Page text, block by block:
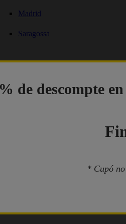
Madrid
Saragossa
10% de descompte
de descompte
* Cupó